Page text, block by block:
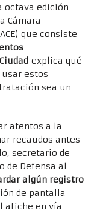
octava edición
Cámara
que consiste
explica qué
estos
sea un
atentos a la
recaudos antes
secretario de
de Defensa al
algún registro
de pantalla
afiche en vía